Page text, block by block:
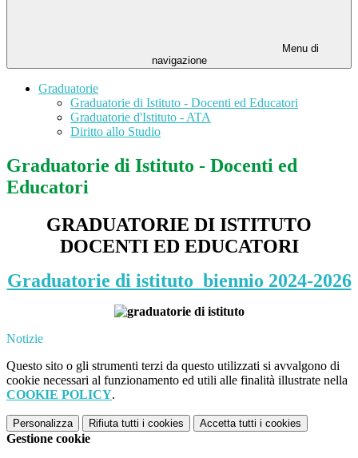
Menu di
navigazione
Graduatorie
Graduatorie di Istituto - Docenti ed Educatori
Graduatorie d'Istituto - ATA
Diritto allo Studio
Graduatorie di Istituto - Docenti ed
Educatori
GRADUATORIE DI ISTITUTO
DOCENTI ED EDUCATORI
Graduatorie di istituto_biennio 2024-2026
Notizie
Questo sito o gli strumenti terzi da questo utilizzati si avvalgono di
cookie necessari al funzionamento ed utili alle finalità illustrate nella
COOKIE POLICY.
Personalizza Rifiuta tutti i cookies Accetta tutti i cookies
Gestione cookie